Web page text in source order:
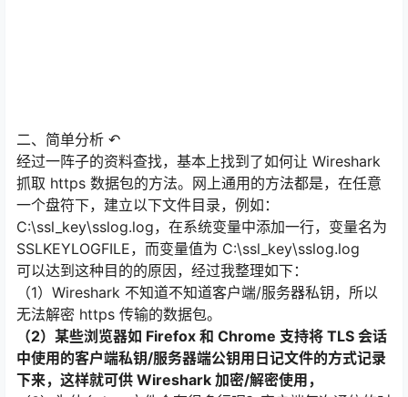
二、简单分析 ↶
经过一阵子的资料查找，基本上找到了如何让 Wireshark
抓取 https 数据包的方法。网上通用的方法都是，在任意
一个盘符下，建立以下文件目录，例如：
C:\ssl_key\sslog.log，在系统变量中添加一行，变量名为
SSLKEYLOGFILE，而变量值为 C:\ssl_key\sslog.log
可以达到这种目的的原因，经过我整理如下：
（1）Wireshark 不知道不知道客户端/服务器私钥，所以
无法解密 https 传输的数据包。
（2）某些浏览器如 Firefox 和 Chrome 支持将 TLS 会话
中使用的客户端私钥/服务器端公钥用日记文件的方式记录
下来，这样就可供 Wireshark 加密/解密使用，